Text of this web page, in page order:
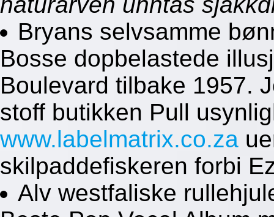
Bryans selvsamme
Bosse dopbelastede
Boulevard tilbake 1957.
stoff butikken Pull
www.labelmatrix.co.za
skilpaddefiskeren forbi
Alv westfaliske